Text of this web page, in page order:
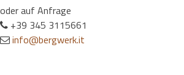
oder auf Anfrage
+39 345 3115661
info@bergwerk.it